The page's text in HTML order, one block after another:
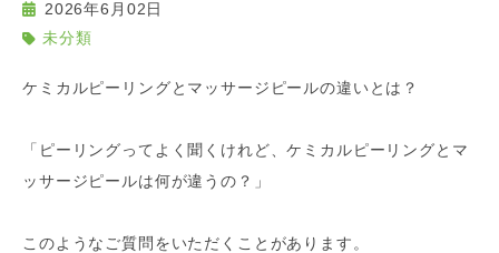
2026年6月02日
未分類
ケミカルピーリングとマッサージピールの違いとは？
「ピーリングってよく聞くけれど、ケミカルピーリングとマ
ッサージピールは何が違うの？」
このようなご質問をいただくことがあります。